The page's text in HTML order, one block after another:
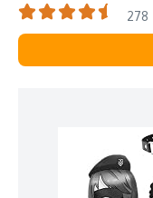
278